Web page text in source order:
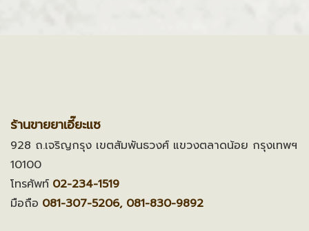
ร้านขายยาเอี๊ยะแซ
928 ถ.เจริญกรุง เขตสัมพันธวงศ์ แขวงตลาดน้อย กรุงเทพฯ
10100
โทรศัพท์ 02-234-1519
มือถือ 081-307-5206, 081-830-9892